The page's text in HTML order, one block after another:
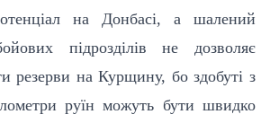
на Донбасі, а шалений
підрозділів не дозволяє
резерви на Курщину, бо здобуті з
руїн можуть бути швидко